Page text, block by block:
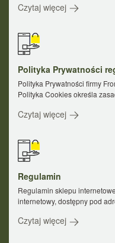
Czytaj więcej
Polityka Prywatności
Polityka Prywatności firmy
Polityka Cookies określa
Czytaj więcej
Regulamin
Regulamin sklepu
internetowy, dostępny pod
Czytaj więcej